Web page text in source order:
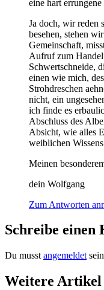
eine hart
Ja doch, wir reden
besehen, stehen
Gemeinschaft,
Aufruf zum
Schwertschneide,
einen wie mich,
Strohdreschen
nicht, ein
ich finde es
Abschluss des
Absicht, wie alles
weiblichen
Meinen
dein Wolfgang
Zum Antworten
Schreibe einen
Du musst angemeldet
Weitere Artikel